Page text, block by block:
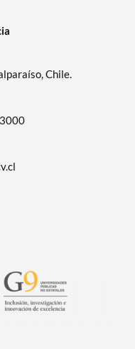
Chile.